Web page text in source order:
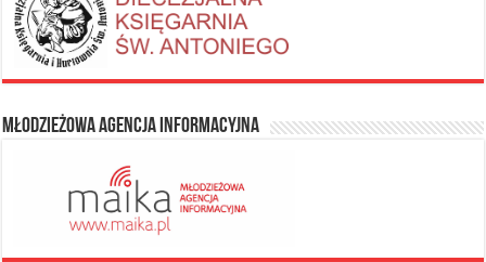
Młodzieżowa Agencja Informacyjna